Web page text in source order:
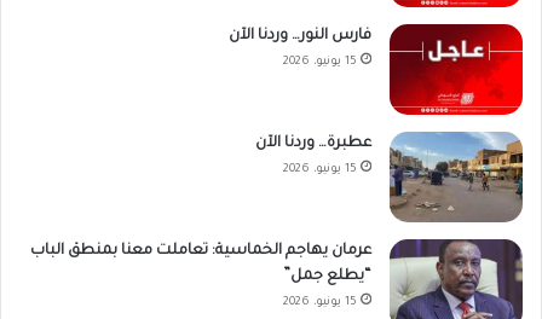
فارس النور… وردنا الآن
15 يونيو، 2026
عطبرة… وردنا الآن
15 يونيو، 2026
عرمان يهاجم الخماسية: تعاملت معنا بمنطق الباب
“يطلع جمل”
15 يونيو، 2026